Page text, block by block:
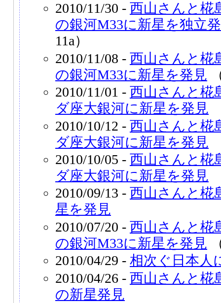
2010/11/30 - 西山さんと椛
の銀河M33に新星を独立
11a）
2010/11/08 - 西山さんと椛
の銀河M33に新星を発見
2010/11/01 - 西山さんと椛
ダ座大銀河に新星を発見
2010/10/12 - 西山さんと椛
ダ座大銀河に新星を発見
2010/10/05 - 西山さんと椛
ダ座大銀河に新星を発見
2010/09/13 - 西山さんと椛
星を発見
2010/07/20 - 西山さんと椛
の銀河M33に新星を発見
2010/04/29 - 相次ぐ日本人
2010/04/26 - 西山さんと椛
の新星発見